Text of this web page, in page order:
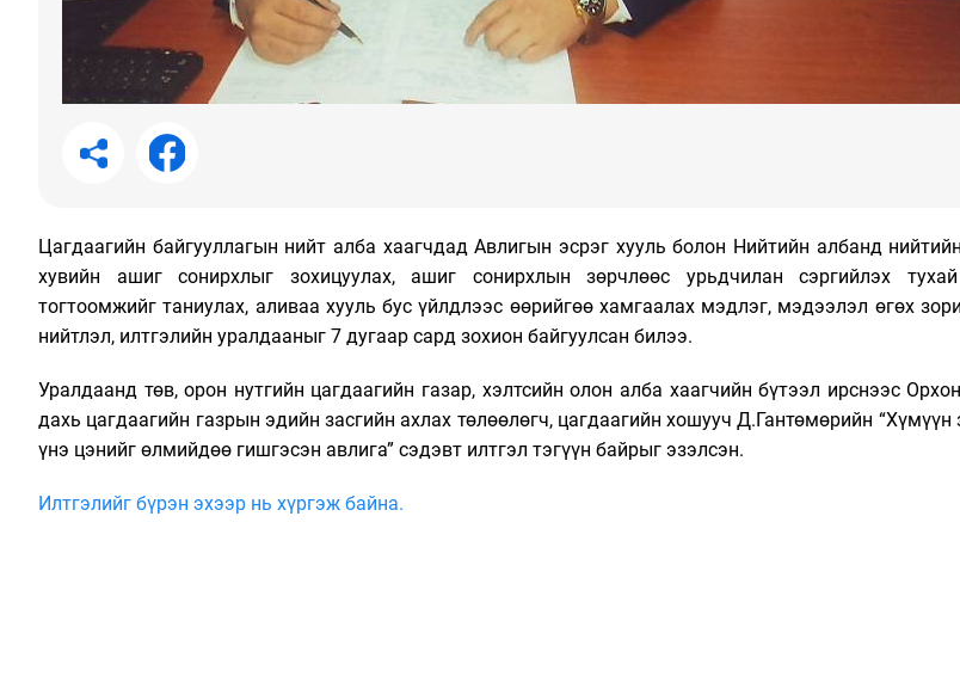
Цагдаагийн байгууллагын нийт алба хаагчдад Авлигын эсрэг хууль болон Нийтийн албанд
хувийн ашиг сонирхлыг зохицуулах, ашиг сонирхлын зөрчлөөс урьдчилан сэргийлэх
тогтоомжийг таниулах, аливаа хууль бус үйлдлээс өөрийгөө хамгаалах мэдлэг, мэдээлэл өгөх
нийтлэл, илтгэлийн уралдааныг 7 дугаар сард зохион байгуулсан билээ.
Уралдаанд төв, орон нутгийн цагдаагийн газар, хэлтсийн олон алба хаагчийн бүтээл ирснээс
дахь цагдаагийн газрын эдийн засгийн ахлах төлөөлөгч, цагдаагийн хошууч Д.Гантөмөрийн “Хүмүүн
үнэ цэнийг өлмийдөө гишгэсэн авлига” сэдэвт илтгэл тэгүүн байрыг эзэлсэн.
Илтгэлийг бүрэн эхээр нь хүргэж байна.